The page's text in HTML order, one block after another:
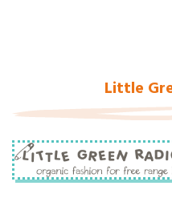
Little